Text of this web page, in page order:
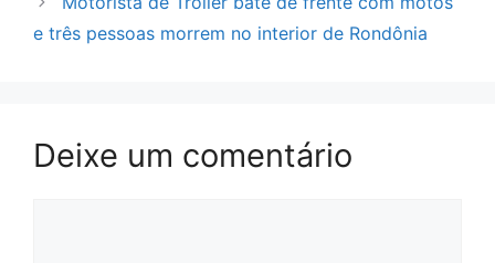
e três pessoas morrem no interior de Rondônia
Deixe um comentário